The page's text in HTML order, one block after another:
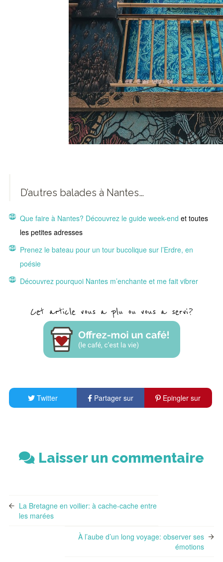
D’autres balades à Nantes…
Que faire à Nantes? Découvrez le guide week-end et toutes
les petites adresses
Prenez le bateau pour un tour bucolique sur l’Erdre, en
poésie
Découvrez pourquoi Nantes m’enchante et me fait vibrer
Cet article vous a plu ou vous a servi?
Twitter
Partager sur
Epingler sur
Laisser un commentaire
La Bretagne en voilier: à cache-cache entre
les marées
À l’aube d’un long voyage: observer ses
émotions